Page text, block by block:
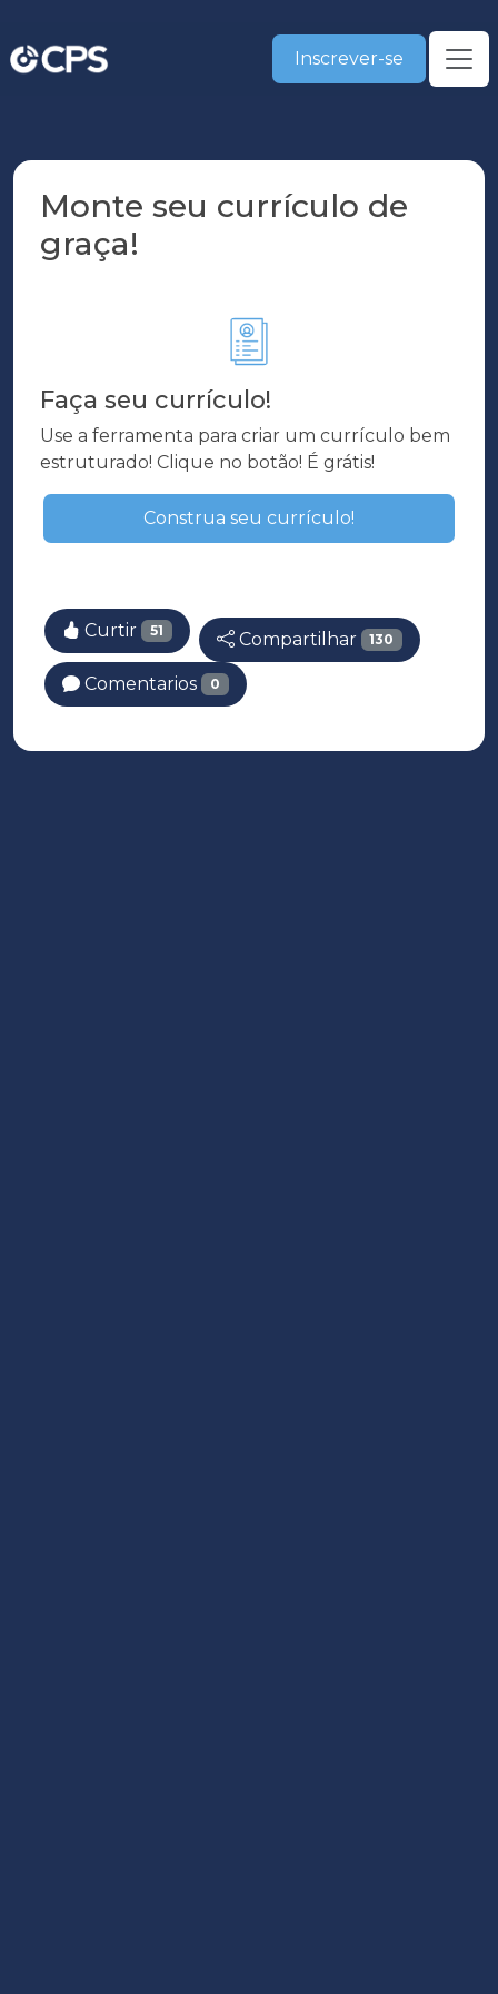
Inscrever-se
Monte seu currículo de
graça!
Faça seu currículo!
Use a ferramenta para criar um currículo bem
estruturado! Clique no botão! É grátis!
Construa seu currículo!
Curtir 51 Compartilhar 130
Comentarios 0